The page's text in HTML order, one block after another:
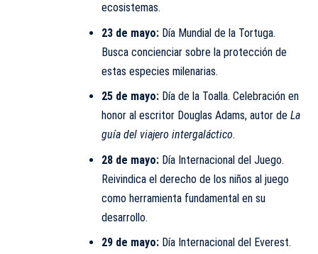
ecosistemas.
23 de mayo:Día Mundial de la Tortuga.
Busca concienciar sobre la protección de
estas especies milenarias.
25 de mayo:Día de la Toalla. Celebración en
honor al escritor Douglas Adams, autor de La
guía del viajero intergaláctico.
28 de mayo:Día Internacional del Juego.
Reivindica el derecho de los niños al juego
como herramienta fundamental en su
desarrollo.
29 de mayo:Día Internacional del Everest.